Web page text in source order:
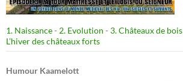
1. Naissance- 2. Evolution - 3. Châteaux de bois
L’hiver des châteaux forts
Humour Kaamelott